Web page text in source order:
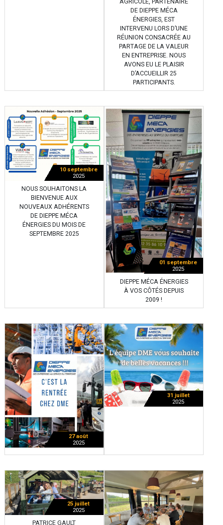
AGRICOLE, PARTENAIRE
DE DIEPPE MÉCA
ÉNERGIES, EST
INTERVENU LORS D’UNE
RÉUNION CONSACRÉE AU
PARTAGE DE LA VALEUR
EN ENTREPRISE. NOUS
AVONS EU LE PLAISIR
D’ACCUEILLIR 25
PARTICIPANTS.
10 septembre
2025
NOUS SOUHAITONS LA
BIENVENUE AUX
NOUVEAUX ADHÉRENTS
DE DIEPPE MÉCA
ÉNERGIES DU MOIS DE
SEPTEMBRE 2025
01 septembre
2025
DIEPPE MÉCA ÉNERGIES
À VOS CÔTÉS DEPUIS
2009 !
27 août
2025
31 juillet
2025
25 juillet
2025
PATRICE GAULT